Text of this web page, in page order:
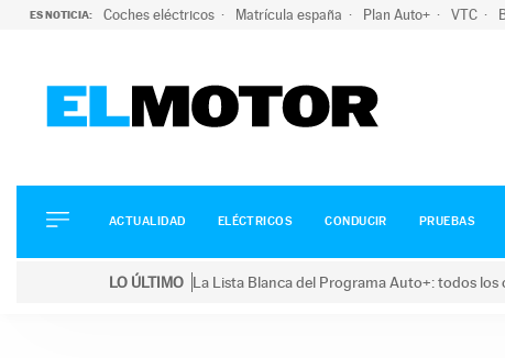
ES NOTICIA: Coches eléctricos Matrícula españa Plan Auto+ VTC
ELÉCTRICOS
CONDUCIR
ACTUALIDAD ELÉCTRICOS CONDUCIR PRUEBAS
LO ÚLTIMO La Lista Blanca del Programa Auto+: todos